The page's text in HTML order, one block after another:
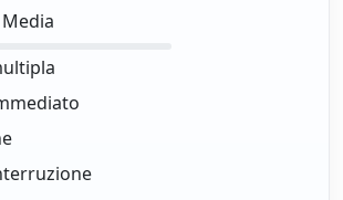
Media